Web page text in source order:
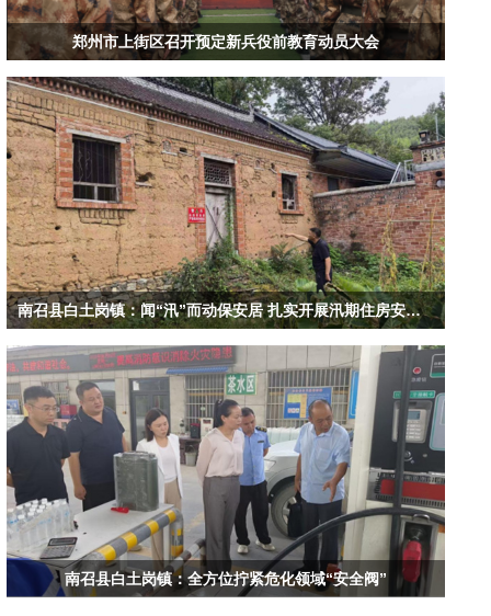
郑州市上街区召开预定新兵役前教育动员大会
南召县白土岗镇：闻“汛”而动保安居 扎实开展汛期住房安全排查工作
南召县白土岗镇：全方位拧紧危化领域“安全阀”